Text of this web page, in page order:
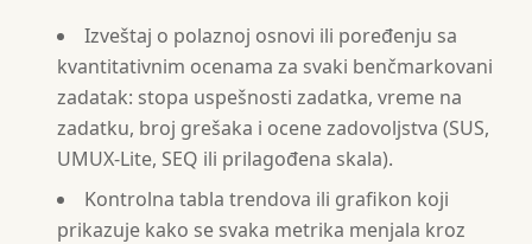
Izveštaj o polaznoj osnovi ili poređenju sa
kvantitativnim ocenama za svaki benčmarkovani
zadatak: stopa uspešnosti zadatka, vreme na
zadatku, broj grešaka i ocene zadovoljstva (SUS,
UMUX-Lite, SEQ ili prilagođena skala).
Kontrolna tabla trendova ili grafikon koji
prikazuje kako se svaka metrika menjala kroz